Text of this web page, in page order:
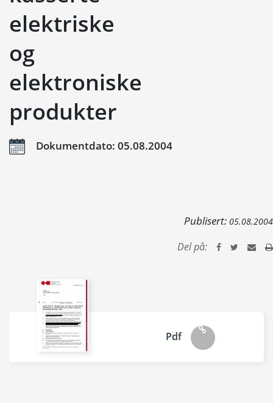
elektriske
og
elektroniske
produkter
Dokumentdato: 05.08.2004
Publisert: 05.08.2004
Del på:
Pdf